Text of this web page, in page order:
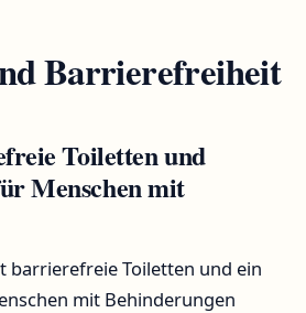
Barrierefreiheit
Toiletten und
Menschen mit
barrierefreie Toiletten und ein
mit Behinderungen